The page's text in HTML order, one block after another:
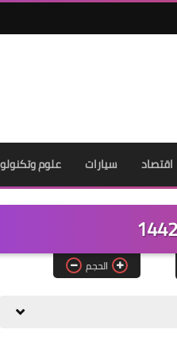
اقتصاد سيارات علوم
الحجم